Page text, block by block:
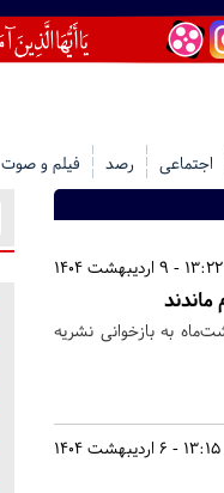
اجتماعی رصد فیلم و صوت
13:22 - 9 اردیبهشت 1404
به‌ بازخوانی نشریه
13:15 - 6 اردیبهشت 1404